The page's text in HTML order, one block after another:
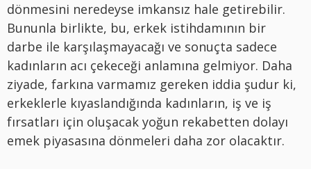
dönmesini neredeyse imkansız hale getirebilir.
Bununla birlikte, bu, erkek istihdamının bir
darbe ile karşılaşmayacağı ve sonuçta sadece
kadınların acı çekeceği anlamına gelmiyor. Daha
ziyade, farkına varmamız gereken iddia şudur ki,
erkeklerle kıyaslandığında kadınların, iş ve iş
fırsatları için oluşacak yoğun rekabetten dolayı
emek piyasasına dönmeleri daha zor olacaktır.